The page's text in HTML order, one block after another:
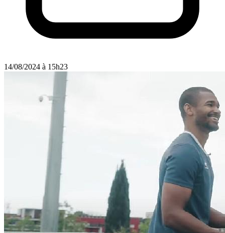
14/08/2024 à 15h23